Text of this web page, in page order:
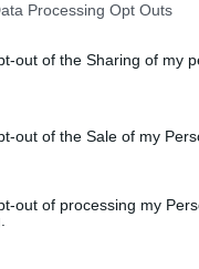
Processing Opt Outs
out of the Sharing of my
out of the Sale of my
out of processing my
Ολύμπια